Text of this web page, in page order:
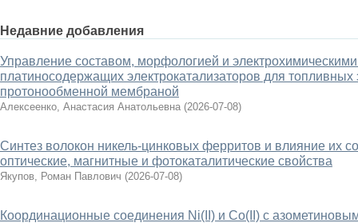
Недавние добавления
Управление составом, морфологией и
платиносодержащих электрокатализаторов для топливных
протонообменной мембраной
Алексеенко, Анастасия Анатольевна (2026-07-08)
Синтез волокон никель-цинковых ферритов и влияние их
оптические, магнитные и фотокаталитические свойства
Якупов, Роман Павлович (2026-07-08)
Координационные соединения Ni(II) и Co(II) с